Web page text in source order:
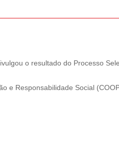
o resultado do Processo
e Responsabilidade Social